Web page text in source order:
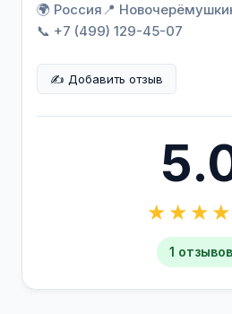
🌍 Россия📍
📞 +7 (499) 129-45-07
✍️ Добавить отзыв
1 отзывов